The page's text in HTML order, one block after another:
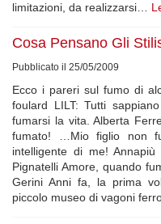
limitazioni, da realizzarsi…
Cosa Pensano Gli
Pubblicato il 25/05/2009
Ecco i pareri sul fumo di
foulard LILT: Tutti
fumarsi la vita. Alberta
fumato! …Mio figlio non
intelligente di me!
Pignatelli Amore, quando
Gerini Anni fa, la prima
piccolo museo di vagoni